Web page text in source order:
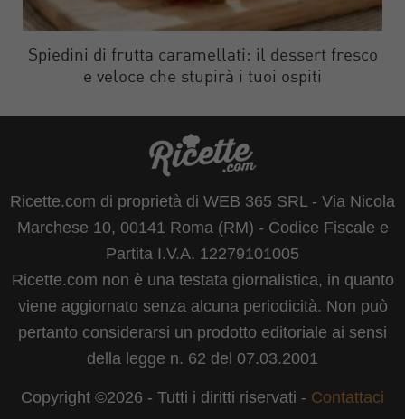
Spiedini di frutta caramellati: il dessert fresco
e veloce che stupirà i tuoi ospiti
Ricette.com di proprietà di WEB 365 SRL - Via Nicola
Marchese 10, 00141 Roma (RM) - Codice Fiscale e
Partita I.V.A. 12279101005
Ricette.com non è una testata giornalistica, in quanto
viene aggiornato senza alcuna periodicità. Non può
pertanto considerarsi un prodotto editoriale ai sensi
della legge n. 62 del 07.03.2001
Copyright ©2026 - Tutti i diritti riservati - Contattaci